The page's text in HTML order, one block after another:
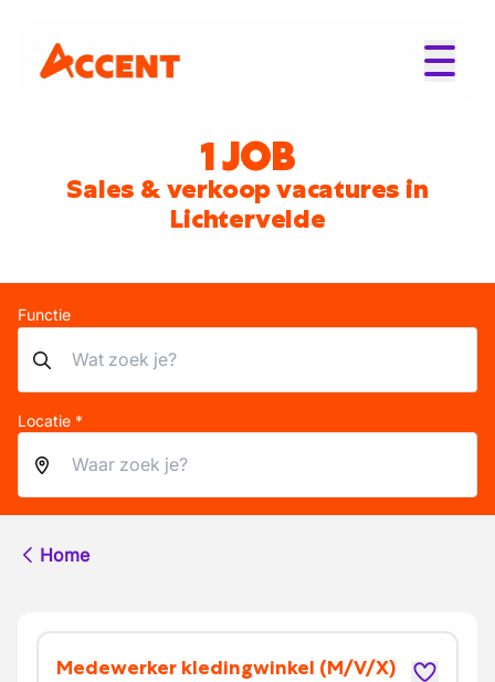
1 JOB
Sales & verkoop vacatures in
Lichtervelde
Functie
Locatie *
Home
Medewerker kledingwinkel (M/V/X)